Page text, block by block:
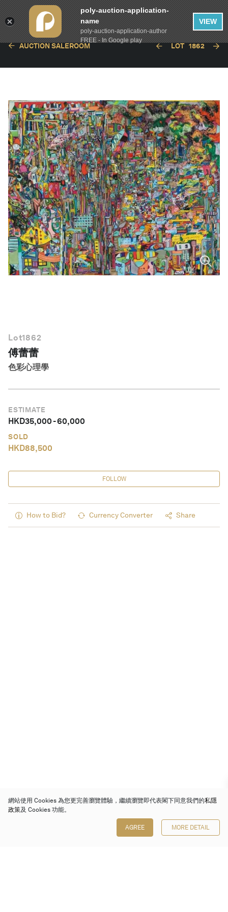
繁體中文
AUCTION SALEROOM LOT 1862
Lot1862
傅蕾蕾
色彩心理學
ESTIMATE
HKD35,000-60,000
SOLD
HKD88,500
FOLLOW
How to Bid? Currency Converter Share
網站使用 Cookies 為您更完善瀏覽體驗，繼續瀏覽即代表閣下同意我們的私隱
政策及 Cookies 功能。
AGREE MORE DETAIL
poly-auction-application-
name
poly-auction-application-author
FREE - In Google play
VIEW